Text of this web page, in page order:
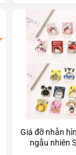
Giá đỡ nhẫn
ngẫu nhiên